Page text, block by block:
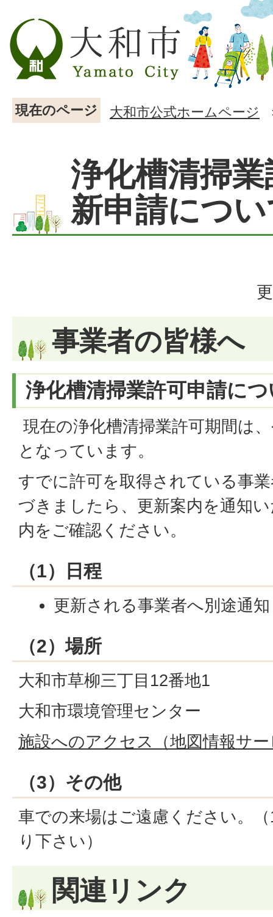
現在のページ 大和市公式ホームページ
浄化槽清掃
新申請につ
事業者の皆様へ
浄化槽清掃業許可申請に
現在の浄化槽清掃業許可期間は
となっています。
すでに許可を取得されている事
づきましたら、更新案内を通知
内をご確認ください。
（1）日程
更新される事業者へ別途通
（2）場所
大和市草柳三丁目12番地1
大和市環境管理センター
施設へのアクセス（地図情報サ
（3）その他
車での来場はご遠慮ください。
り下さい）
関連リンク